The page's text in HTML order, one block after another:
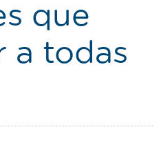
Castellano
que
a todas